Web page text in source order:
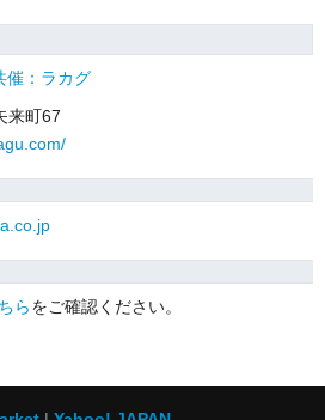
：ラカグ
来町67
らをご確認ください。